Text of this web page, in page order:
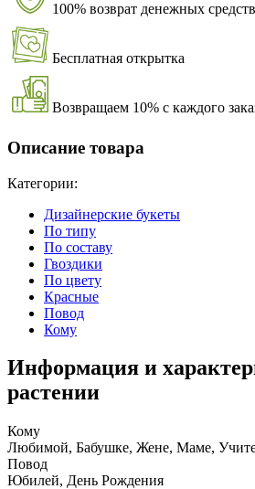
100% возврат денежных средств
Бесплатная открытка
Возвращаем 10% с каждого
Описание товара
Категории:
Дизайнерские букеты
По типу
По составу
Гвоздики
По цвету
Красные
Повод
Кому
Информация и
растении
Кому
Любимой, Бабушке, Жене, Маме,
Повод
Юбилей, День Рождения